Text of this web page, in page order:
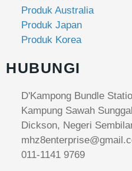
Produk Australia
Produk Japan
Produk Korea
HUBUNGI
D'Kampong Bundle
Kampung Sawah
Dickson, Negeri
011-1141 9769